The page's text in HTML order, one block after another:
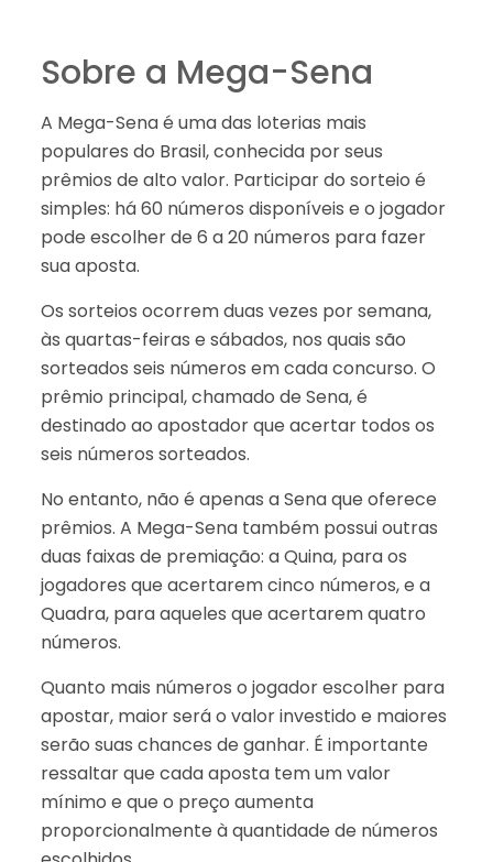
Sobre a Mega-Sena
A Mega-Sena é uma das loterias mais
populares do Brasil, conhecida por seus
prêmios de alto valor. Participar do sorteio é
simples: há 60 números disponíveis e o jogador
pode escolher de 6 a 20 números para fazer
sua aposta.
Os sorteios ocorrem duas vezes por semana,
às quartas-feiras e sábados, nos quais são
sorteados seis números em cada concurso. O
prêmio principal, chamado de Sena, é
destinado ao apostador que acertar todos os
seis números sorteados.
No entanto, não é apenas a Sena que oferece
prêmios. A Mega-Sena também possui outras
duas faixas de premiação: a Quina, para os
jogadores que acertarem cinco números, e a
Quadra, para aqueles que acertarem quatro
números.
Quanto mais números o jogador escolher para
apostar, maior será o valor investido e maiores
serão suas chances de ganhar. É importante
ressaltar que cada aposta tem um valor
mínimo e que o preço aumenta
proporcionalmente à quantidade de números